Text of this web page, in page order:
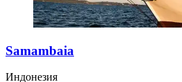
Samambaia
Индонезия